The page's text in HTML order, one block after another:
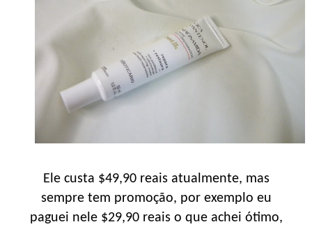
Ele custa $49,90 reais atualmente, mas
sempre tem promoção, por exemplo eu
paguei nele $29,90 reais o que achei ótimo,